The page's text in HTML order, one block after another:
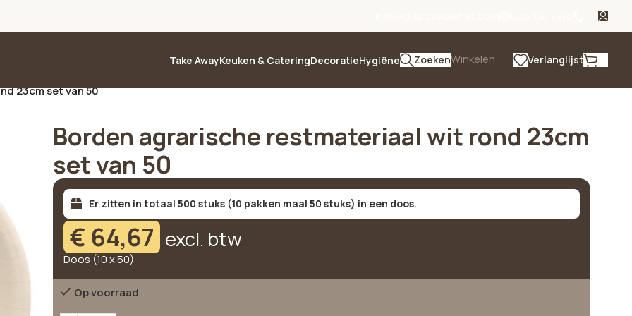
Take AwayKeuken & CateringDecoratieHygiëne ZoekenWinkelen Verlanglijst
23cm set van 50
Borden agrarische restmateriaal wit rond 23cm
set van 50
Er zitten in totaal 500 stuks (10 pakken maal 50 stuks) in een doos.
€ 64,67 excl. btw
Doos (10 x 50)
Op voorraad